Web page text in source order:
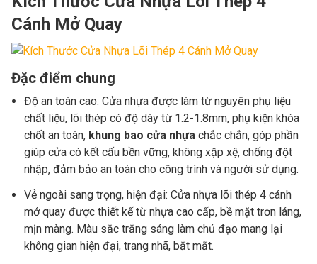
Cánh Mở Quay
Đặc điểm chung
Độ an toàn cao: Cửa nhựa được làm từ nguyên phụ liệu
chất liệu, lõi thép có độ dày từ 1.2-1.8mm, phụ kiện khóa
chốt an toàn, khung bao cửa nhựa chắc chắn, góp phần
giúp cửa có kết cấu bền vững, không xập xệ, chống đột
nhập, đảm bảo an toàn cho công trình và người sử dụng.
Vẻ ngoài sang trọng, hiện đại: Cửa nhựa lõi thép 4 cánh
mở quay được thiết kế từ nhựa cao cấp, bề mặt trơn láng,
mịn màng. Màu sắc trắng sáng làm chủ đạo mang lại
không gian hiện đại, trang nhã, bắt mắt.